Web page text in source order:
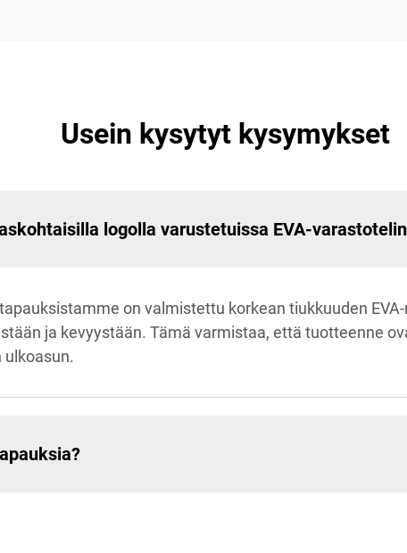
Usein kysytyt kysymykset
logolla varustetuissa EVA-
on valmistettu korkean tiukkuuden
ja kevyystään. Tämä varmistaa, että tuotteenne